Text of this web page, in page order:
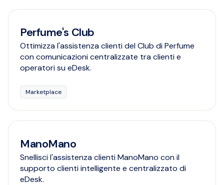
Perfume's Club
Ottimizza l'assistenza clienti del Club di Perfume
con comunicazioni centralizzate tra clienti e
operatori su eDesk.
Marketplace
ManoMano
Snellisci l'assistenza clienti ManoMano con il
supporto clienti intelligente e centralizzato di
eDesk.